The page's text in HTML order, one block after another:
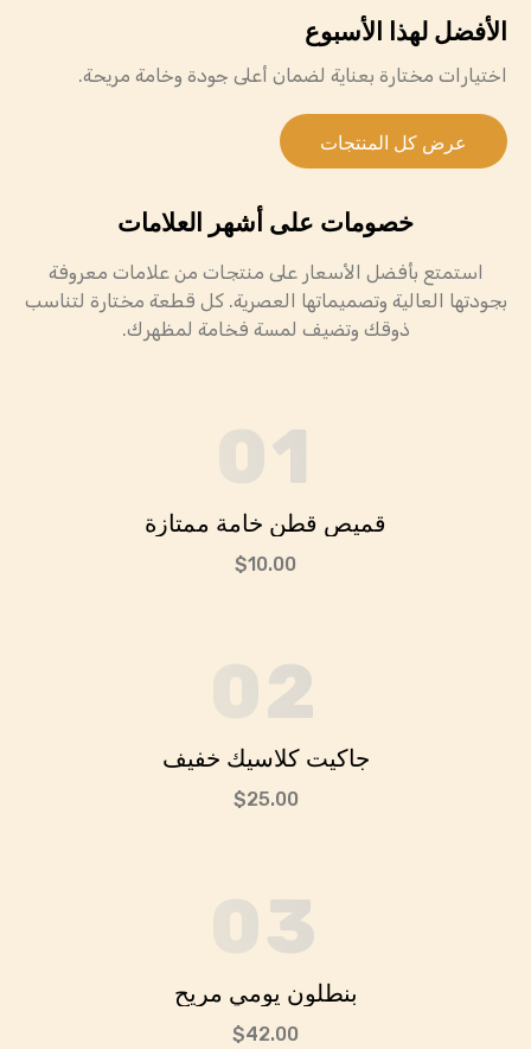
الأفضل لهذا الأسبوع
اختيارات مختارة بعناية لضمان أعلى جودة وخامة مريحة.
عرض كل المنتجات
خصومات على أشهر العلامات
استمتع بأفضل الأسعار على منتجات من علامات معروفة
بجودتها العالية وتصميماتها العصرية. كل قطعة مختارة لتناسب
ذوقك وتضيف لمسة فخامة لمظهرك.
01
قميص قطن خامة ممتازة
$10.00
02
جاكيت كلاسيك خفيف
$25.00
03
بنطلون يومي مريح
$42.00